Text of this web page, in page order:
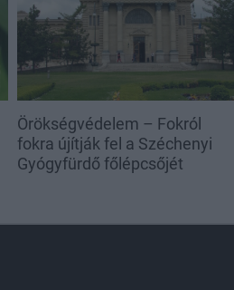
Örökségvédelem – Fokról
fokra újítják fel a Széchenyi
Gyógyfürdő főlépcsőjét